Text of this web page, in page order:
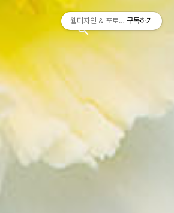
search
티스토리툴바
웹디자인 & 포토샵 구독하기